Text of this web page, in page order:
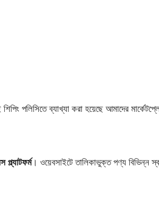
ব্যাখ্যা করা হয়েছে আমাদের
প্ল্যাটফর্ম। ওয়েবসাইটে তালিকাভুক্ত পণ্য বিভিন্ন